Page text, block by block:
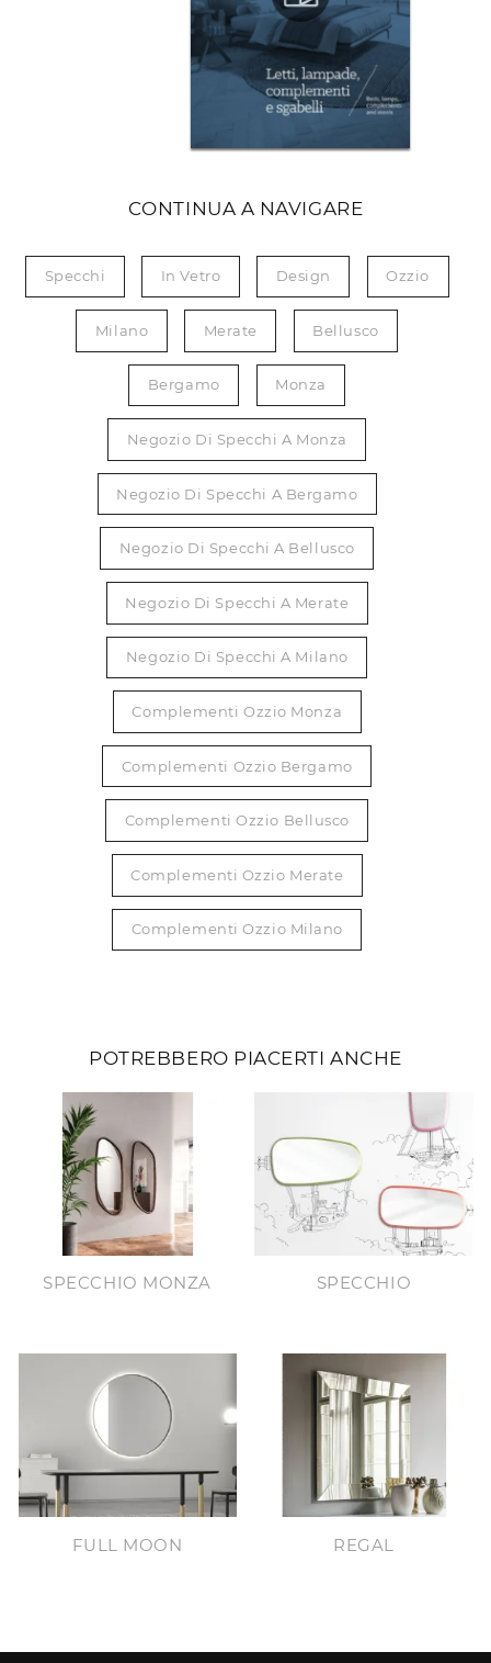
CONTINUA A NAVIGARE
Specchi In Vetro Design Ozzio
Milano Merate Bellusco
Bergamo Monza
Negozio Di Specchi A Monza
Negozio Di Specchi A Bergamo
Negozio Di Specchi A Bellusco
Negozio Di Specchi A Merate
Negozio Di Specchi A Milano
Complementi Ozzio Monza
Complementi Ozzio Bergamo
Complementi Ozzio Bellusco
Complementi Ozzio Merate
Complementi Ozzio Milano
POTREBBERO PIACERTI ANCHE
SPECCHIO MONZA SPECCHIO
FULL MOON REGAL